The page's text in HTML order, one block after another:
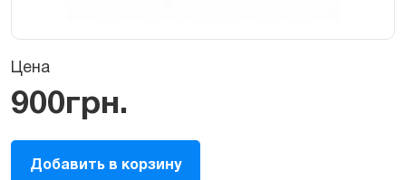
Цена
900грн.
CD-
ROMДобавить в корзину